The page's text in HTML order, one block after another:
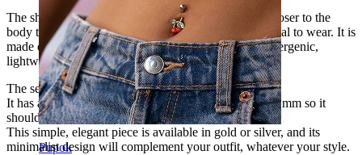
Pupok
The shallow curve of this belly clicker means it sits closer to the
body than a conventional ring, making it really practical to wear. It is
made of implant-grade titanium, meaning it is hypoallergenic,
lightweight, and durable.
The secure hinge fastening makes it a breeze to insert.
It has a thread thickness of 1.6 mm and a length of 10 mm so it
should fit your belly piercing comfortably.
This simple, elegant piece is available in gold or silver, and its
minimalist design will complement your outfit, whatever your style.